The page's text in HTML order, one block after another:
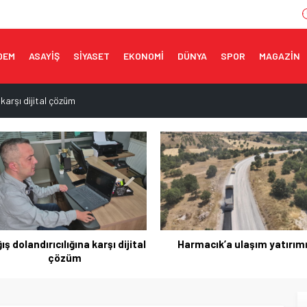
ASAYİŞ SİYASET EKONOMİ DÜNYA SPOR MAGAZİN
karşı dijital çözüm
ortak adım
yaşatıldı
orman yangını!
Harmacık’a ulaşım yatırımı
530 yıllık sünnet geleneği